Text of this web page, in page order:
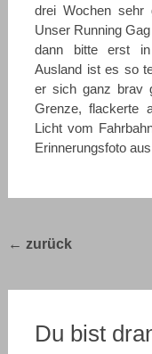
drei Wochen sehr
Unser Running
dann bitte erst in
Ausland ist es so
er sich ganz brav
Grenze, flackerte
Licht vom
Erinnerungsfoto
Post
←
Du bist